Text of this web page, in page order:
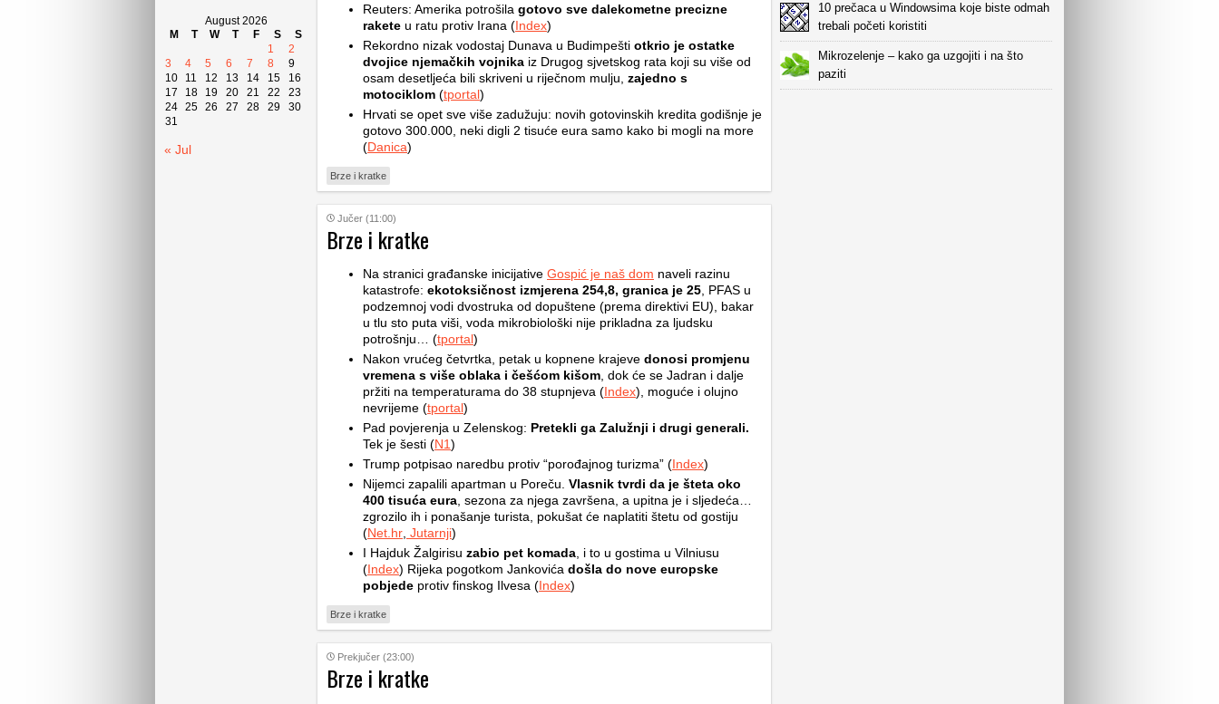
August 2026
M
T W T F S
S
1
2
3
4 5 6 7 8
9
10
11 12 13 14 15
16
17
18 19 20 21 22
23
24 25 26 27 28 29
30
31
« Jul
Reuters: Amerika potrošila gotovo sve dalekometne precizne
rakete u ratu protiv Irana (Index)
Rekordno nizak vodostaj Dunava u Budimpešti otkrio je ostatke
dvojice njemačkih vojnika iz Drugog sjvetskog rata koji su više od
osam desetljeća bili skriveni u riječnom mulju, zajedno s
motociklom (tportal)
Hrvati se opet sve više zadužuju: novih gotovinskih kredita godišnje je
gotovo 300.000, neki digli 2 tisuće eura samo kako bi mogli na more
(Danica)
Brze i kratke
Jučer (11:00)
Brze i kratke
Na stranici građanske inicijative Gospić je naš dom naveli razinu
katastrofe: ekotoksičnost izmjerena 254,8, granica je 25 , PFAS u
podzemnoj vodi dvostruka od dopuštene (prema direktivi EU), bakar
u tlu sto puta viši, voda mikrobiološki nije prikladna za ljudsku
potrošnju… (tportal)
Nakon vrućeg četvrtka, petak u kopnene krajeve donosi promjenu
vremena s više oblaka i češćom kišom , dok će se Jadran i dalje
pržiti na temperaturama do 38 stupnjeva (Index), moguće i olujno
nevrijeme (tportal)
Pad povjerenja u Zelenskog: Pretekli ga Zalužnji i drugi generali.
Tek je šesti (N1)
Trump potpisao naredbu protiv “porođajnog turizma” (Index)
Nijemci zapalili apartman u Poreču. Vlasnik tvrdi da je šteta oko
400 tisuća eura , sezona za njega završena, a upitna je i sljedeća…
zgrozilo ih i ponašanje turista, pokušat će naplatiti štetu od gostiju
(Net.hr Jutarnji)
I Hajduk Žalgirisu zabio pet komada , i to u gostima u Vilniusu
(Index) Rijeka pogotkom Jankovića došla do nove europske
pobjede protiv finskog Ilvesa (Index)
Brze i kratke
Prekjučer (23:00)
Brze i kratke
10 prečaca u Windowsima koje biste odmah
trebali početi koristiti
Mikrozelenje – kako ga uzgojiti i na što
paziti